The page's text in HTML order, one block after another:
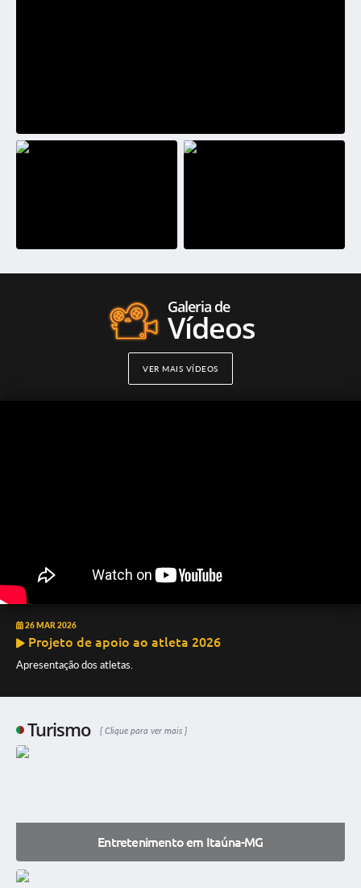
Galeria de
Vídeos
VER MAIS VÍDEOS
26 MAR 2026
Projeto de apoio ao atleta 2026
Apresentação dos atletas.
Turismo Clique para ver mais
Entretenimento em Itaúna-MG